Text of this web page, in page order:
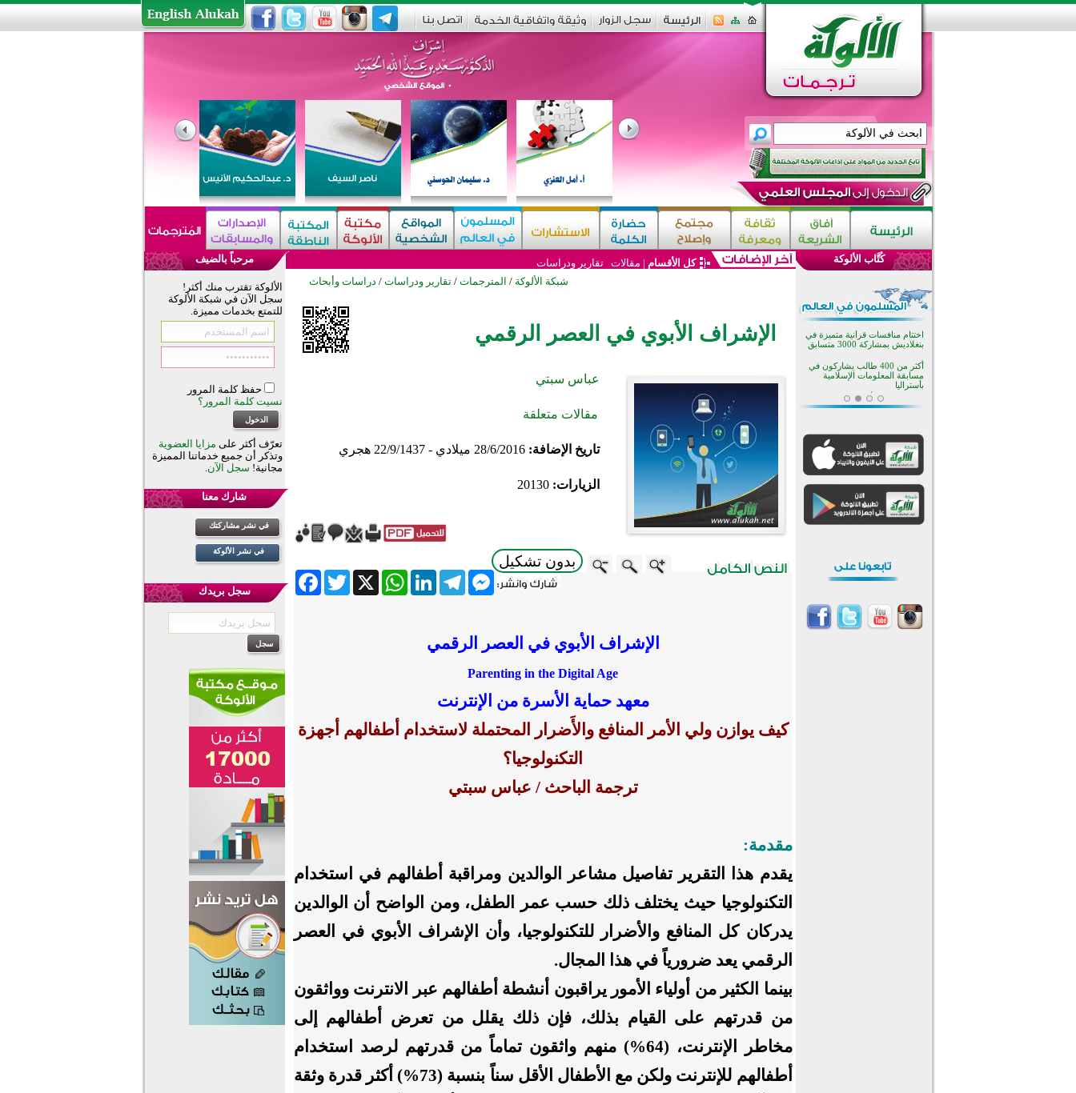
كل الأقسام | مقالات تقارير ودراسات
شبكة الألوكة / المترجمات / تقارير ودراسات / دراسات وأبحاث
الإشراف الأبوي في العصر الرقمي
عباس سبتي
مقالات متعلقة
تاريخ الإضافة:28/6/2016 ميلادي - 22/9/1437 هجري
الزيارات:20130
بدون تشكيل
FacebookTwitter X
WhatsAppLinkedInTelegram
Messenger
الإشراف الأبوي في العصر الرقمي
Parenting in the Digital Age
معهد حماية الأسرة من الإنترنت
كيف يوازن ولي الأمر المنافع والأَضرار المحتملة لاستخدام أطفالهم أجهزة
التكنولوجيا؟
ترجمة الباحث / عباس سبتي
مقدمة:
يقدم هذا التقرير تفاصيل مشاعر الوالدين ومراقبة أطفالهم في استخدام
التكنولوجيا حيث يختلف ذلك حسب عمر الطفل، ومن الواضح أن الوالدين
يدركان كل المنافع والأضرار للتكنولوجيا، وأن الإشراف الأبوي في العصر
الرقمي يعد ضرورياً في هذا المجال.
بينما الكثير من أولياء الأمور يراقبون أنشطة أطفالهم عبر الانترنت وواثقون
من قدرتهم على القيام بذلك، فإن ذلك يقلل من تعرض أطفالهم إلى
مخاطر الإنترنت، (64%) منهم واثقون تماماً من قدرتهم لرصد استخدام
أطفالهم للإنترنت ولكن مع الأطفال الأقل سناً بنسبة (73%) أكثر قدرة وثقة
مرحباً بالضيف
الألوكة تقترب منك أكثر!
سجل الآن في شبكة الألوكة
للتمتع بخدمات مميزة.
حفظ كلمة المرور
نسيت كلمة المرور؟
تعرّف أكثر على مزايا العضوية
وتذكر أن جميع خدماتنا المميزة
مجانية! سجل الآن.
شارك معنا
في نشر مشاركتك
في نشر الألوكة
سجل بريدك
كُتَّاب الألوكة
اختتام الدورة التاسعة لمسابقة حفظ
وتلاوة القرآن الكريم في أزناكاييف
تيسليتش تختتم برنامجا تعليميا لتعزيز
القيم وبناء الشخصية للشباب
المسلمين
أكثر من 400 طالب يشاركون في
مسابقة المعلومات الإسلامية
افتتاح تاريخي لأول مسجد في بلييفليا
بالجبل الأسود منذ أكثر من قرن
منطقة ريبوفسي تحتفل بميلاد
مسجد جديد في أجواء إيمانية مميزة
أكبر مشروع إسلامي في ريف
أستراليا يفتتح أبوابه بعد سنوات من
الصيفية للمسلمين في بينزا
وساراتوف وموردوفيا هذا العام
اختتام الدورة التاسعة لمسابقة حفظ
وتلاوة القرآن الكريم في أزناكاييف
تيسليتش تختتم برنامجا تعليميا لتعزيز
القيم وبناء الشخصية للشباب
المسلمين
اختتام منافسات قرآنية متميزة في
مسابقة المعلومات الإسلامية